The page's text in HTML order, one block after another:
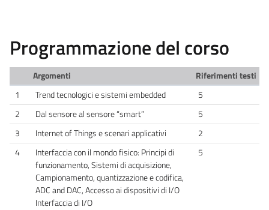
Programmazione del corso
Argomenti
Riferimenti testi
1
Trend tecnologici e sistemi embedded
5
2
Dal sensore al sensore “smart”
5
3
Internet of Things e scenari applicativi
2
4
Interfaccia con il mondo fisico: Principi di
funzionamento, Sistemi di acquisizione,
Campionamento, quantizzazione e codifica,
ADC and DAC, Accesso ai dispositivi di I/O
Interfaccia di I/O
5